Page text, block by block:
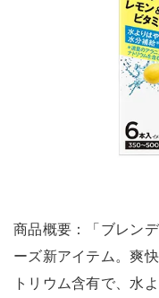
商品概要：「ブレン
ーズ新アイテム。爽
トリウム含有で、水